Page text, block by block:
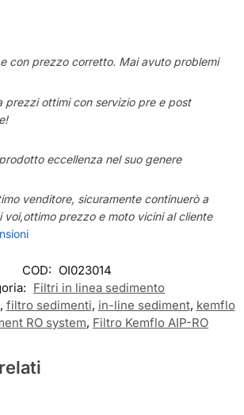
con prezzo corretto. Mai avuto problemi
prezzi ottimi con servizio pre e post
eccellenza nel suo genere
venditore, sicuramente continuerò a
voi,ottimo prezzo e moto vicini al cliente
COD: OI023014
Filtri in linea sedimento
, filtro sedimenti, in-line sediment, kemflo
RO system, Filtro Kemflo AIP-RO